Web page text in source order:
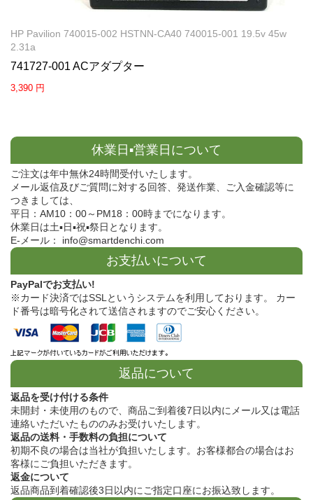
HP Pavilion 740015-002 HSTNN-CA40 740015-001 19.5v 45w
2.31a
741727-001 ACアダプター
3,390 円
休業日▪営業日について
ご注文は年中無休24時間受付いたします。
メール返信及びご質問に対する回答、発送作業、ご入金確認等に
つきましては、
平日：AM10：00～PM18：00時までになります。
休業日は土▪日▪祝▪祭日となります。
E-メール： info@smartdenchi.com
お支払いについて
PayPalでお支払い!
※カード決済ではSSLというシステムを利用しております。 カー
ド番号は暗号化されて送信されますのでご安心ください。
返品について
返品を受け付ける条件
未開封・未使用のもので、商品ご到着後7日以内にメール又は電話
連絡いただいたもののみお受けいたします。
返品の送料・手数料の負担について
初期不良の場合は当社が負担いたします。お客様都合の場合はお
客様にご負担いただきます。
返金について
返品商品到着確認後3日以内にご指定口座にお振込致します。